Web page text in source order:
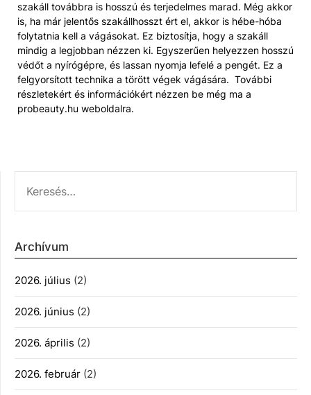
szakáll továbbra is hosszú és terjedelmes marad. Még akkor
is, ha már jelentős szakállhosszt ért el, akkor is hébe-hóba
folytatnia kell a vágásokat. Ez biztosítja, hogy a szakáll
mindig a legjobban nézzen ki. Egyszerűen helyezzen hosszú
védőt a nyírógépre, és lassan nyomja lefelé a pengét. Ez a
felgyorsított technika a törött végek vágására. További
részletekért és információkért nézzen be még ma a
probeauty.hu weboldalra.
Archívum
2026. július (2)
2026. június (2)
2026. április (2)
2026. február (2)